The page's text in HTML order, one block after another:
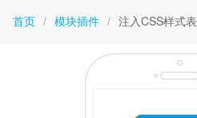
首页 / 模块插件 / 注入CSS样式表